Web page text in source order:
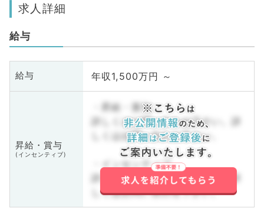
求人詳細
給与
給与 年収1,500万円 ～
昇給・賞与
(インセンティブ)
・昇給・賞与
詳しくはお問い合わせ下さい。詳
しくはお問い合わせ下さい。
・インセンティブ
詳しくはお問い合わせ下さい。詳
しくはお問い合わせ下さい。